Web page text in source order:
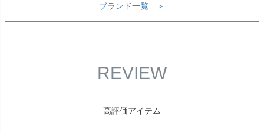
ブランド一覧 ＞
REVIEW
高評価アイテム